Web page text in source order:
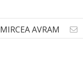
MIRCEA AVRAM